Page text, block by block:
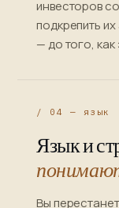
инвесторов
подкрепить
— до того, как
/ 04 — язык
Язык и
Вы